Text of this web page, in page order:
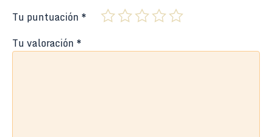
Tu puntuación *
Tu valoración *